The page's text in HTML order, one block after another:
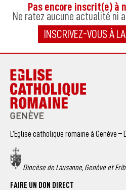
Pas encore inscrit(e) à
Ne ratez aucune actualité ni
INSCRIVEZ-VOUS À
L’Eglise catholique romaine à Genève –
Diocèse de Lausanne, Genève et
FAIRE UN DON DIRECT